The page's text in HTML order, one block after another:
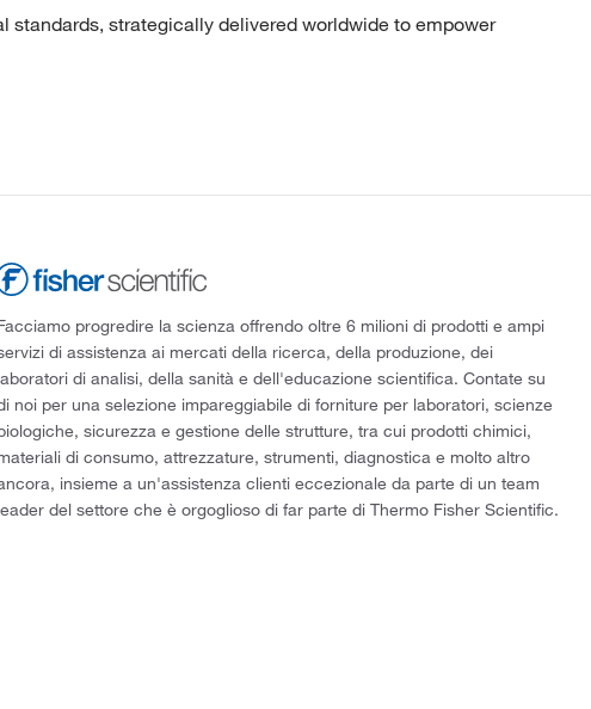
strategically delivered worldwide to empower
progredire la scienza offrendo oltre 6 milioni di prodotti e ampi
di assistenza ai mercati della ricerca, della produzione, dei
di analisi, della sanità e dell'educazione scientifica. Contate su
noi per una selezione impareggiabile di forniture per laboratori, scienze
sicurezza e gestione delle strutture, tra cui prodotti chimici,
di consumo, attrezzature, strumenti, diagnostica e molto altro
insieme a un'assistenza clienti eccezionale da parte di un team
del settore che è orgoglioso di far parte di Thermo Fisher Scientific.